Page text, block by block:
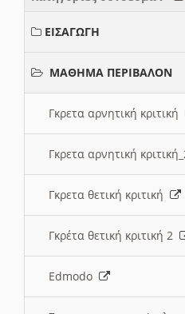
ΕΙΣΑΓΩΓΗ
ΜΑΘΗΜΑ ΠΕΡΙΒΑΛΟΝ
Γκρετα αρνητική κριτική
Γκρετα αρνητική
Γκρετα θετική κριτική
Γκρέτα θετική κριτική 2
Edmodo